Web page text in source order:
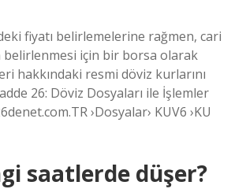
fiyatı belirlemelerine rağmen, cari
için bir borsa olarak
hakkındaki resmi döviz kurlarını
26: Döviz Dosyaları ile İşlemler
›Dosyalar› KUV6 ›KU
saatlerde düşer?